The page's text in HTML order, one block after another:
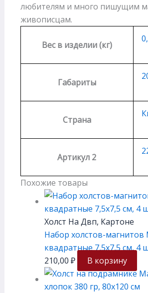
любителям и много пишущим
живописцам.
Вес в изделии (кг)
Габариты
Страна
Артикул 2
Похожие товары
Холст На Двп, Картоне
Набор холстов-
квадратные 7,5х7,5 см, 4
210,00 ₽ В корзину